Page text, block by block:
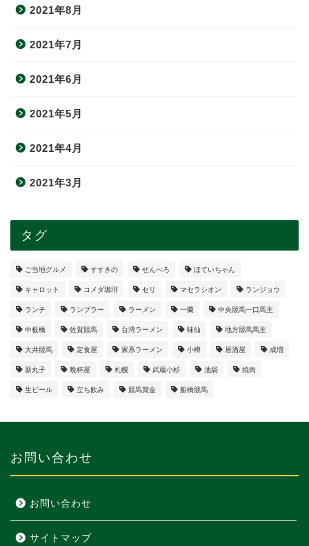
2021年8月
2021年7月
2021年6月
2021年5月
2021年4月
2021年3月
タグ
ご当地グルメ すすきの せんべろ ほていちゃん
キャロット コメダ珈琲 セリ マセラシオン ランジョウ
ランチ ランブラー ラーメン 一蘭 中央競馬一口馬主
中板橋 佐賀競馬 台湾ラーメン 味仙 地方競馬馬主
大井競馬 定食屋 家系ラーメン 小樽 居酒屋 成増
新丸子 晩杯屋 札幌 武蔵小杉 池袋 焼肉
生ビール 立ち飲み 競馬賞金 船橋競馬
お問い合わせ
お問い合わせ
サイトマップ